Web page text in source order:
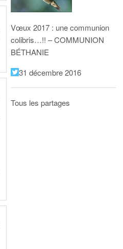
Vœux 2017 : une communion
colibris…!! – COMMUNION
BÉTHANIE
31 décembre 2016
Tous les partages